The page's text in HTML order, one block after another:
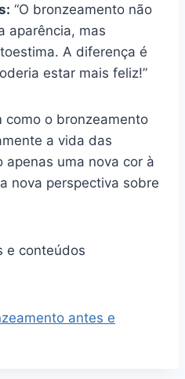
“O bronzeamento não
aparência, mas
A diferença é
estar mais feliz!”
como o bronzeamento
a vida das
apenas uma nova cor à
nova perspectiva sobre
e conteúdos
antes e